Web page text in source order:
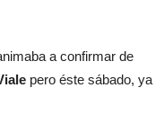
a confirmar de
pero éste sábado, ya